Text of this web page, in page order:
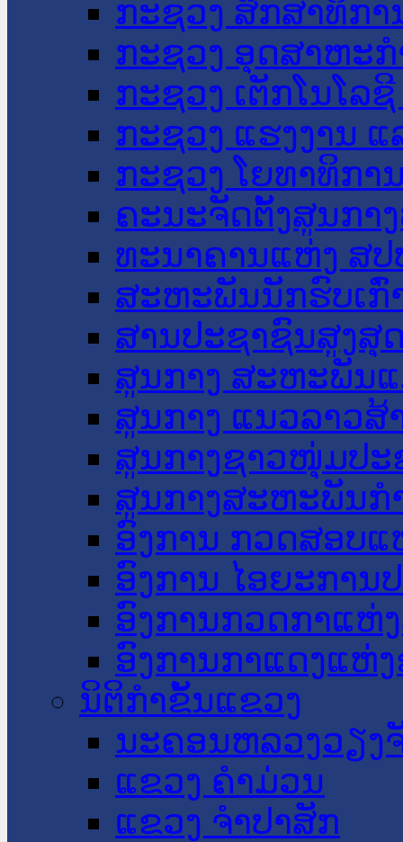
ກະຊວງ ສຶກສາທິກາ
ກະຊວງ ອຸດສາຫະ
ກະຊວງ ເຕັກໂນໂລ
ກະຊວງ ແຮງງານ
ກະຊວງ ໂຍທາທິກາ
ຄະນະຈັດຕັ້ງສູນກາ
ທະນາຄານແຫ່ງ ສປ
ສະຫະພັນນັກຮົບເກົ່
ສານປະຊາຊົນສູງສຸ
ສູນກາງ ສະຫະພັນ
ສູນກາງ ແນວລາວສ້
ສູນກາງຊາວໜຸ່ມປະ
ສູນກາງສະຫະພັນກ
ອົງການ ກວດສອບແ
ອົງການ ໄອຍະການ
ອົງການກວດກາແຫ່
ອົງການກາແດງແຫ່
ນິຕິກໍາຂັ້ນແຂວງ
ນະ​ຄອນ​ຫລວງວຽງ
ແຂວງ ຄໍາມ່ວນ
ແຂວງ ຈໍາປາສັກ